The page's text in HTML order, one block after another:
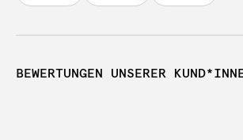
BEWERTUNGEN UNSERER